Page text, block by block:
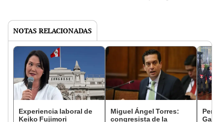
NOTAS RELACIONADAS
Experiencia laboral de
Keiko Fujimori
Miguel Ángel Torres:
congresista de la